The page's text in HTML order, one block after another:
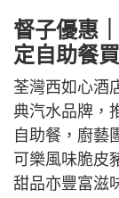
督子優惠
定自助餐
荃灣西如心酒
典汽水品牌，
自助餐，廚藝
可樂風味脆皮
甜品亦豐富滋